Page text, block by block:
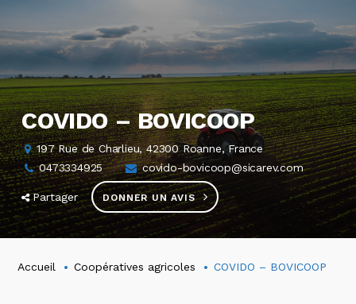
COVIDO – BOVICOOP
197 Rue de Charlieu, 42300 Roanne, France
0473334925
covido-bovicoop@sicarev.com
Partager DONNER UN AVIS
Accueil Coopératives agricoles COVIDO – BOVICOOP